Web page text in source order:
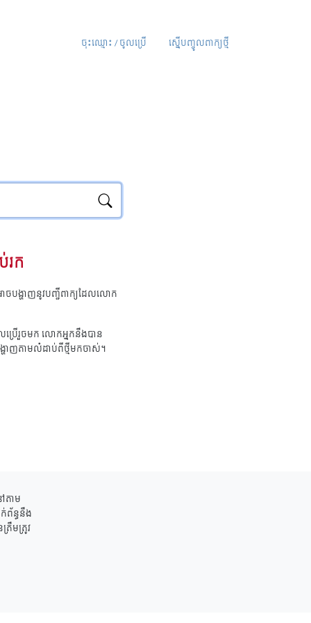
ចុះឈ្មោះ / ចូលប្រើ ស្នើបញ្ចូលពាក្យថ្មី
រក
ចបង្ហាញនូវបញ្ជីពាក្យដែលលោក
រើរួចមក លោកអ្នកនឹងបាន
ាញតាមលំដាប់ពីថ្មីមកចាស់។
តាម
ព័ន្ធនឹង
រឹមត្រូវ